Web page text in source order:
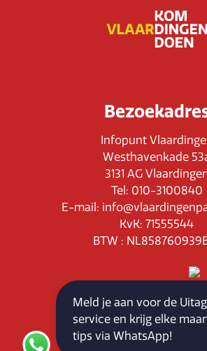
Infopunt
Westhavenkade
3131 AG
Tel: 010-3100840
E-mail:
KvK: 71555544
BTW :
Routeplanner
Meld je aan voor de
service en krijg elke
tips via WhatsApp!